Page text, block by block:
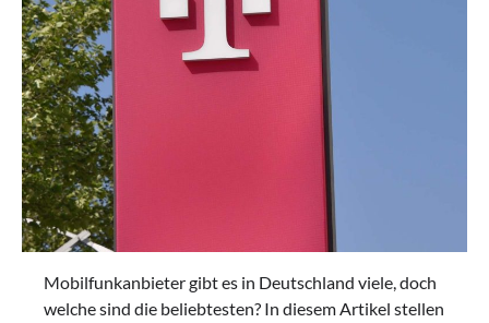
Mobilfunkanbieter gibt es in Deutschland viele, doch
welche sind die beliebtesten? In diesem Artikel stellen